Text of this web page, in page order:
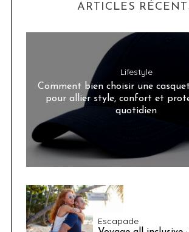
ARTICLES
Lifestyle
Comment bien choisir une
pour allier style, confort et
quotidien
Escapade